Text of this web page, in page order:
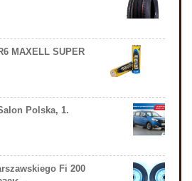
MAXELL SUPER
Polska, 1.
Fi 200